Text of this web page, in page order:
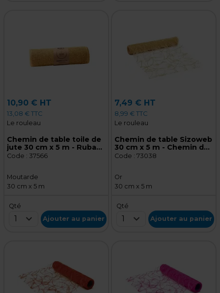
10,90 € HT
13,08 € TTC
Le rouleau
Chemin de table toile de
jute 30 cm x 5 m - Ruban
de jute - Moutarde
Code : 37566
Moutarde
30 cm x 5 m
Qté
1 Ajouter au panier
7,49 € HT
8,99 € TTC
Le rouleau
Chemin de table Sizoweb
30 cm x 5 m - Chemin de
table intissé - Or
Code : 73038
Or
30 cm x 5 m
Qté
1 Ajouter au panier